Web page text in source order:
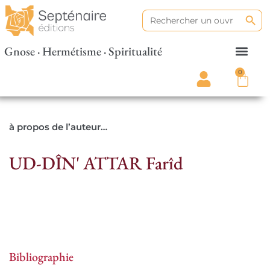
Search
for:
Gnose · Hermétisme · Spiritualité
0
à propos de l’auteur…
UD-DÎN' ATTAR Farîd
Bibliographie